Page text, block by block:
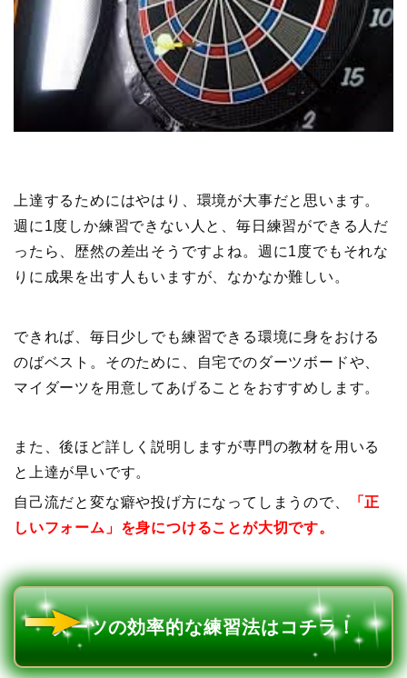
上達するためにはやはり、環境が大事だと思います。
週に1度しか練習できない人と、毎日練習ができる人だ
ったら、歴然の差出そうですよね。週に1度でもそれな
りに成果を出す人もいますが、なかなか難しい。
できれば、毎日少しでも練習できる環境に身をおける
のばベスト。そのために、自宅でのダーツボードや、
マイダーツを用意してあげることをおすすめします。
また、後ほど詳しく説明しますが専門の教材を用いる
と上達が早いです。
自己流だと変な癖や投げ方になってしまうので、
「正
しいフォーム」を身につけることが大切です。
ダーツの効率的な練習法はコチラ！